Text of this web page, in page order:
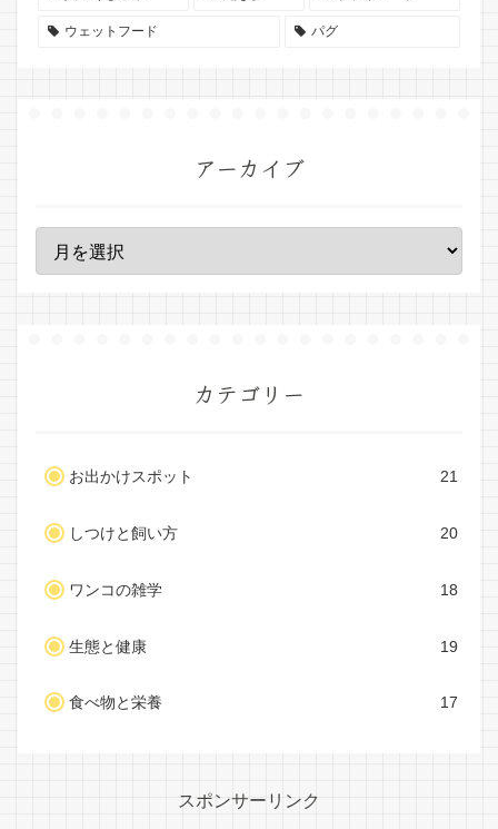
ウェットフード パグ
アーカイブ
カテゴリー
お出かけスポット 21
しつけと飼い方 20
ワンコの雑学 18
生態と健康 19
食べ物と栄養 17
スポンサーリンク